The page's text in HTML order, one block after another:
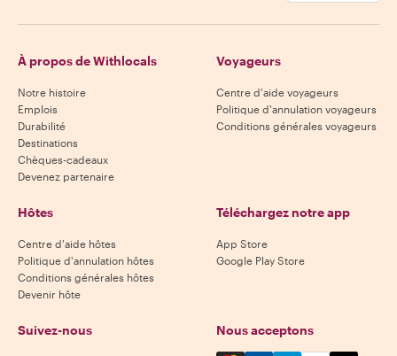
À propos de Withlocals
Notre histoire
Emplois
Durabilité
Destinations
Chèques-cadeaux
Devenez partenaire
Voyageurs
Centre d'aide voyageurs
Politique d'annulation voyageurs
Conditions générales voyageurs
Hôtes
Centre d'aide hôtes
Politique d'annulation hôtes
Conditions générales hôtes
Devenir hôte
Téléchargez notre app
App Store
Google Play Store
Suivez-nous Nous acceptons